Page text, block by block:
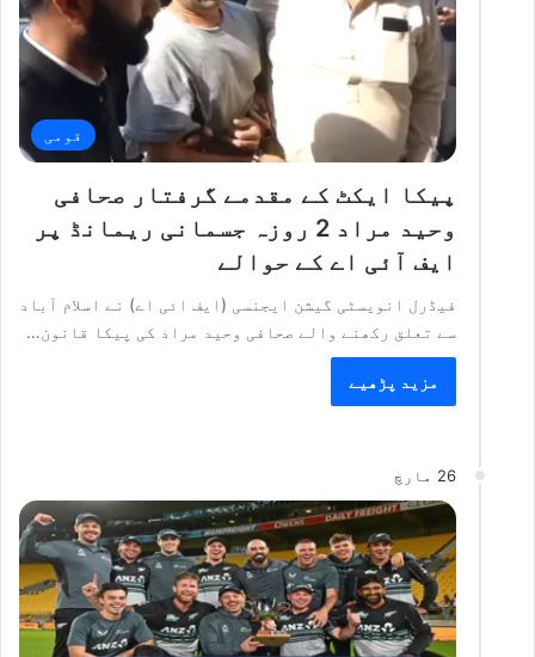
قومی
پیکا ایکٹ کے مقدمے گرفتار صحافی
وحید مراد 2 روزہ جسمانی ریمانڈ پر
ایف آئی اے کے حوالے
فیڈرل انویسٹی گیشن ایجنسی (ایف ائی اے) نے اسلام آباد
سے تعلق رکھنے والے صحافی وحید مراد کی پیکا قانون…
مزید پڑھیے
26 مارچ